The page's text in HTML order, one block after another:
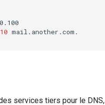
10 mail.another.com.
services tiers pour le